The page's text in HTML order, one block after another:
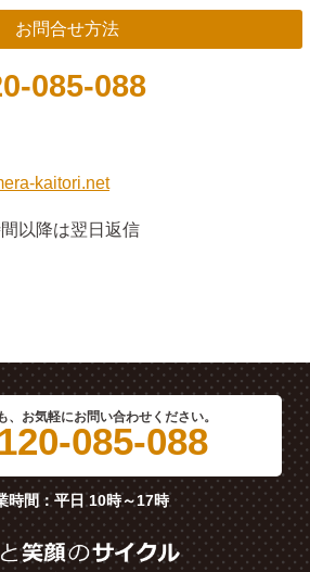
お問合せ方法
085-088
kaitori.net
以降は翌日返信
、お気軽にお問い合わせください。
085-088
時間：平日 10時～17時